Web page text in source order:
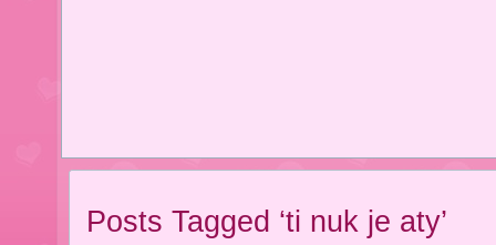
Posts Tagged ‘ti nuk je aty’